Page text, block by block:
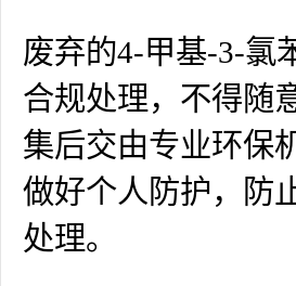
废弃的4-甲基-3-氯
合规处理，不得随
集后交由专业环保
做好个人防护，防
处理。